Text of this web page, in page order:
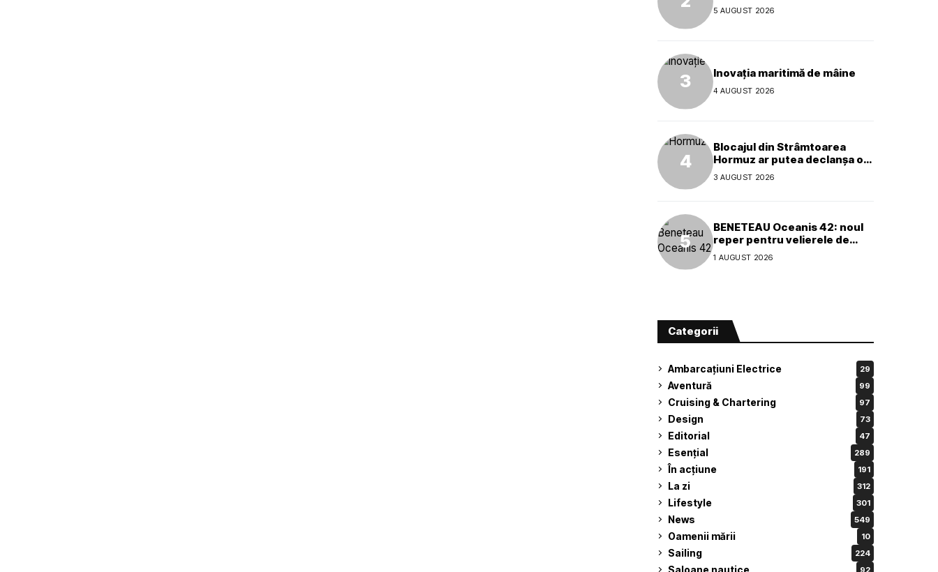
5 AUGUST 2026
Inovația maritimă de mâine
4 AUGUST 2026
Blocajul din Strâmtoarea
Hormuz ar putea declanșa o
criză ecologică globală
3 AUGUST 2026
BENETEAU Oceanis 42: noul
reper pentru velierele de
croazieră de 40 de picioare
1 AUGUST 2026
Categorii
Ambarcațiuni Electrice 29
Aventură 99
Cruising & Chartering 97
Design 73
Editorial 47
Esențial 289
În acțiune 191
La zi 312
Lifestyle 301
News 549
Oamenii mării 10
Sailing 224
Saloane nautice 92